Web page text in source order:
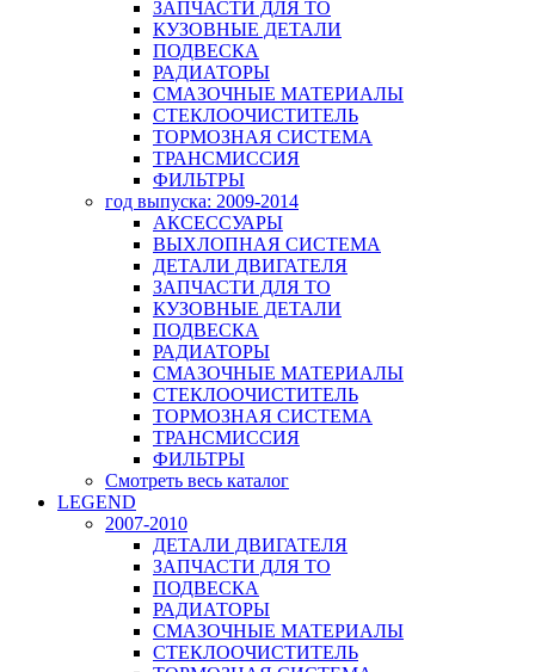
ЗАПЧАСТИ ДЛЯ ТО
КУЗОВНЫЕ ДЕТАЛИ
ПОДВЕСКА
РАДИАТОРЫ
СМАЗОЧНЫЕ МАТЕРИАЛЫ
СТЕКЛООЧИСТИТЕЛЬ
ТОРМОЗНАЯ СИСТЕМА
ТРАНСМИССИЯ
ФИЛЬТРЫ
год выпуска: 2009-2014
АКСЕССУАРЫ
ВЫХЛОПНАЯ СИСТЕМА
ДЕТАЛИ ДВИГАТЕЛЯ
ЗАПЧАСТИ ДЛЯ ТО
КУЗОВНЫЕ ДЕТАЛИ
ПОДВЕСКА
РАДИАТОРЫ
СМАЗОЧНЫЕ МАТЕРИАЛЫ
СТЕКЛООЧИСТИТЕЛЬ
ТОРМОЗНАЯ СИСТЕМА
ТРАНСМИССИЯ
ФИЛЬТРЫ
Смотреть весь каталог
LEGEND
2007-2010
ДЕТАЛИ ДВИГАТЕЛЯ
ЗАПЧАСТИ ДЛЯ ТО
ПОДВЕСКА
РАДИАТОРЫ
СМАЗОЧНЫЕ МАТЕРИАЛЫ
СТЕКЛООЧИСТИТЕЛЬ